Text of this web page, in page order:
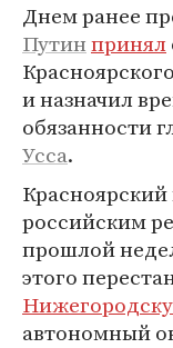
Днем ранее
Путинпринял
и назначил
обязанности
Усса.
российским
прошлой
этого
автономный